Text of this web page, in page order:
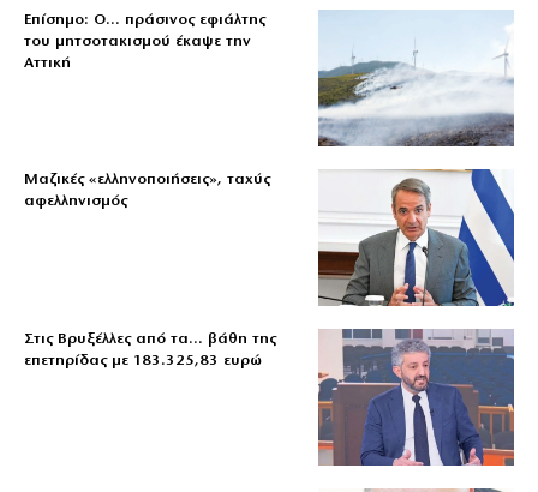
Επίσημο: Ο… πράσινος εφιάλτης
του μητσοτακισμού έκαψε την
Αττική
Μαζικές «ελληνοποιήσεις», ταχύς
αφελληνισμός
Στις Βρυξέλλες από τα… βάθη της
επετηρίδας με 183.325,83 ευρώ